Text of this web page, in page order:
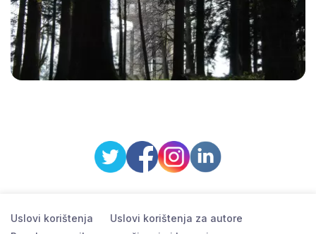
Uslovi korištenja
Uslovi korištenja za autore